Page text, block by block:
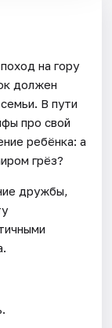
на гору
должен
В пути
про свой
ребёнка: а
грёз?
дружбы,